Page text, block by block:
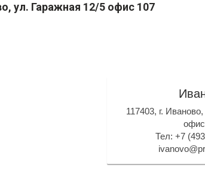
ул. Гаражная 12/5 офис 107
117403, г.
Тел: +7